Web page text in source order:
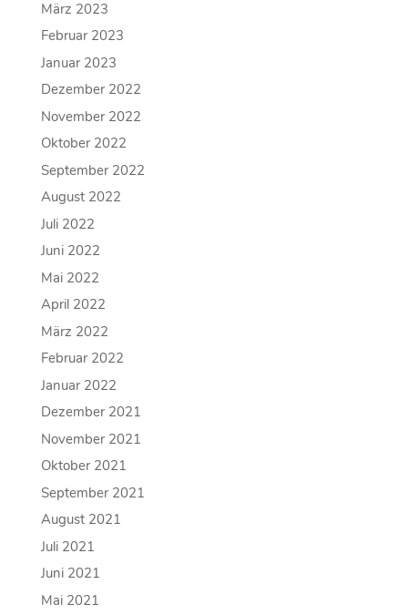
März 2023
Februar 2023
Januar 2023
Dezember 2022
November 2022
Oktober 2022
September 2022
August 2022
Juli 2022
Juni 2022
Mai 2022
April 2022
März 2022
Februar 2022
Januar 2022
Dezember 2021
November 2021
Oktober 2021
September 2021
August 2021
Juli 2021
Juni 2021
Mai 2021